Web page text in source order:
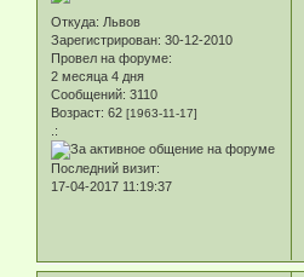
Откуда: Львов
Зарегистрирован: 30-12-2010
Провел на форуме:
2 месяца 4 дня
Сообщений: 3110
Возраст: 62 [1963-11-17]
.:
Последний визит:
17-04-2017 11:19:37